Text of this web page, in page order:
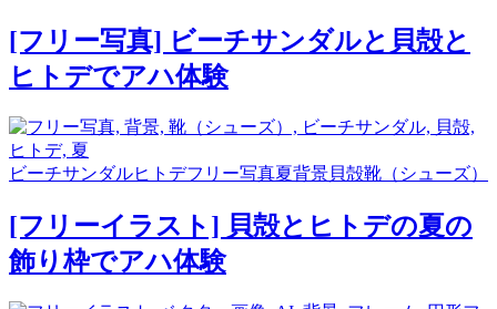
[フリー写真] ビーチサンダルと貝殻と
ヒトデでアハ体験
ビーチサンダルヒトデフリー写真夏背景貝殻靴（シューズ）
[フリーイラスト] 貝殻とヒトデの夏の
飾り枠でアハ体験